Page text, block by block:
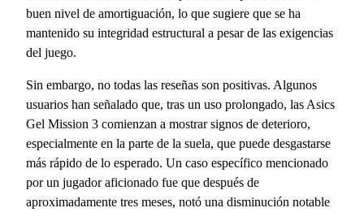
buen nivel de amortiguación, lo que sugiere que se ha
mantenido su integridad estructural a pesar de las exigencias
del juego.
Sin embargo, no todas las reseñas son positivas. Algunos
usuarios han señalado que, tras un uso prolongado, las Asics
Gel Mission 3 comienzan a mostrar signos de deterioro,
especialmente en la parte de la suela, que puede desgastarse
más rápido de lo esperado. Un caso específico mencionado
por un jugador aficionado fue que después de
aproximadamente tres meses, notó una disminución notable